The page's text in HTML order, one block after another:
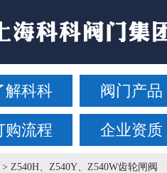
解科科 阀门产品
购流程 企业资质
> Z540H、Z540Y、Z540W齿轮闸阀